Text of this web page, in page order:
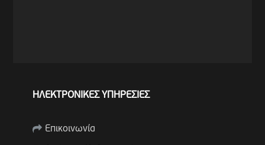
ΗΛΕΚΤΡΟΝΙΚΕΣ ΥΠΗΡΕΣΙΕΣ
Επικοινωνία